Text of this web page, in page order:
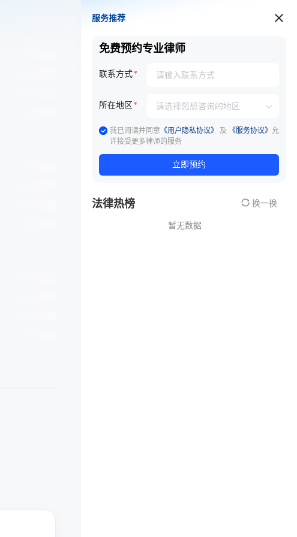
服务推荐
服务推荐
免费预约专业律师
联系方式
所在地区
我已阅读并同意 《用户隐私协议》 及 《服务协议》 允
许接受更多律师的服务
立即预约
法律热榜 换一换
暂无数据